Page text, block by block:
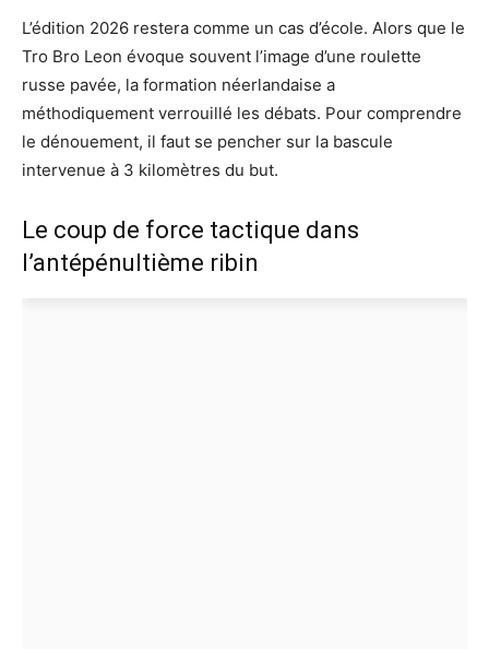
L’édition 2026 restera comme un cas d’école. Alors que le
Tro Bro Leon évoque souvent l’image d’une roulette
russe pavée, la formation néerlandaise a
méthodiquement verrouillé les débats. Pour comprendre
le dénouement, il faut se pencher sur la bascule
intervenue à 3 kilomètres du but.
Le coup de force tactique dans
l’antépénultième ribin